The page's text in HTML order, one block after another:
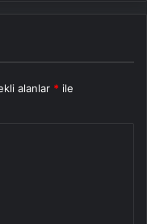
alanlar * ile